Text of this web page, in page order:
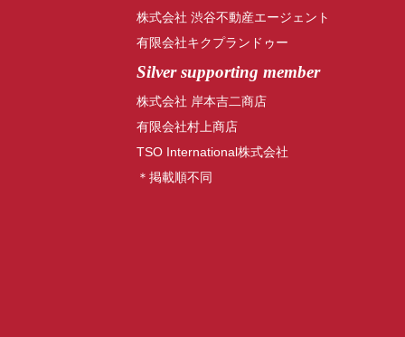
株式会社 渋谷不動産エージェント
有限会社キクプランドゥー
Silver supporting member
株式会社 岸本吉二商店
有限会社村上商店
TSO International株式会社
＊掲載順不同